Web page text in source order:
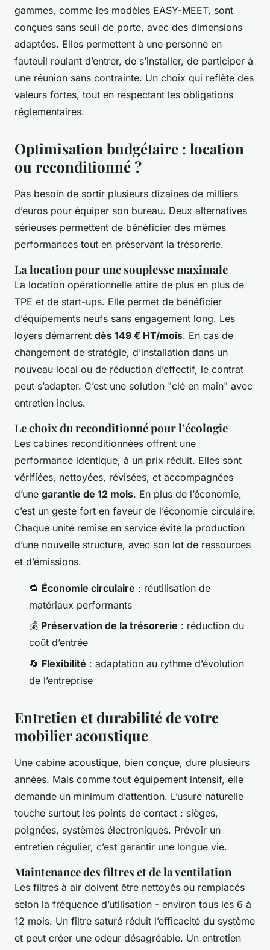
gammes, comme les modèles EASY-MEET, sont
conçues sans seuil de porte, avec des dimensions
adaptées. Elles permettent à une personne en
fauteuil roulant d’entrer, de s’installer, de participer à
une réunion sans contrainte. Un choix qui reflète des
valeurs fortes, tout en respectant les obligations
réglementaires.
Optimisation budgétaire : location
ou reconditionné ?
Pas besoin de sortir plusieurs dizaines de milliers
d’euros pour équiper son bureau. Deux alternatives
sérieuses permettent de bénéficier des mêmes
performances tout en préservant la trésorerie.
La location pour une souplesse maximale
La location opérationnelle attire de plus en plus de
TPE et de start-ups. Elle permet de bénéficier
d’équipements neufs sans engagement long. Les
loyers démarrent dès 149 € HT/mois. En cas de
changement de stratégie, d’installation dans un
nouveau local ou de réduction d’effectif, le contrat
peut s’adapter. C’est une solution "clé en main" avec
entretien inclus.
Le choix du reconditionné pour l’écologie
Les cabines reconditionnées offrent une
performance identique, à un prix réduit. Elles sont
vérifiées, nettoyées, révisées, et accompagnées
d’une garantie de 12 mois. En plus de l’économie,
c’est un geste fort en faveur de l’économie circulaire.
Chaque unité remise en service évite la production
d’une nouvelle structure, avec son lot de ressources
et d’émissions.
🔁 Économie circulaire : réutilisation de
matériaux performants
💰 Préservation de la trésorerie : réduction du
coût d’entrée
🔄 Flexibilité : adaptation au rythme d’évolution
de l’entreprise
Entretien et durabilité de votre
mobilier acoustique
Une cabine acoustique, bien conçue, dure plusieurs
années. Mais comme tout équipement intensif, elle
demande un minimum d’attention. L’usure naturelle
touche surtout les points de contact : sièges,
poignées, systèmes électroniques. Prévoir un
entretien régulier, c’est garantir une longue vie.
Maintenance des filtres et de la ventilation
Les filtres à air doivent être nettoyés ou remplacés
selon la fréquence d’utilisation - environ tous les 6 à
12 mois. Un filtre saturé réduit l’efficacité du système
et peut créer une odeur désagréable. Un entretien